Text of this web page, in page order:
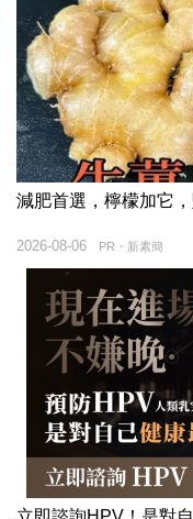
減肥首選，檸檬加它
PR・新素簡
2026-08-06